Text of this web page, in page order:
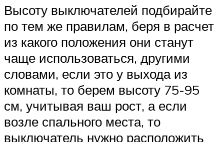
Высоту выключателей подбирайте
по тем же правилам, беря в расчет
из какого положения они станут
чаще использоваться, другими
словами, если это у выхода из
комнаты, то берем высоту 75-95
см, учитывая ваш рост, а если
возле спального места, то
выключатель нужно расположить